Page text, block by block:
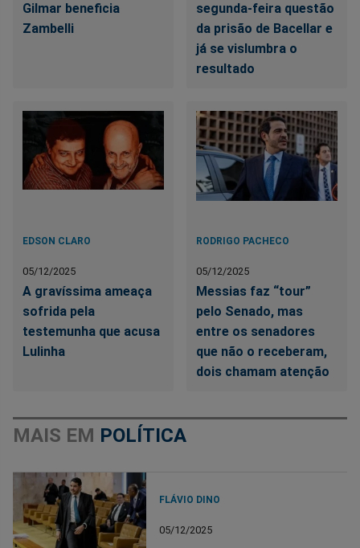
Gilmar beneficia
Zambelli
segunda-feira questão
da prisão de Bacellar e
já se vislumbra o
resultado
EDSON CLARO
05/12/2025
A gravíssima ameaça
sofrida pela
testemunha que acusa
Lulinha
RODRIGO PACHECO
05/12/2025
Messias faz “tour”
pelo Senado, mas
entre os senadores
que não o receberam,
dois chamam atenção
MAIS EM POLÍTICA
FLÁVIO DINO
05/12/2025